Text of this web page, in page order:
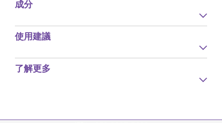
成分
使用建議
了解更多